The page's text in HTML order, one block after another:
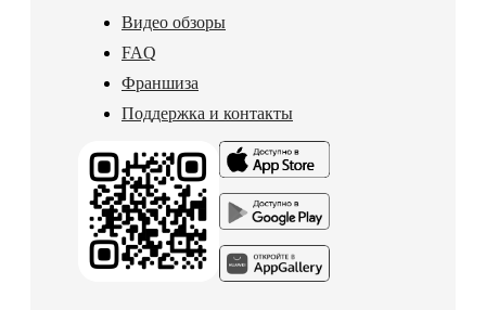
Видео обзоры
FAQ
Франшиза
Поддержка и контакты